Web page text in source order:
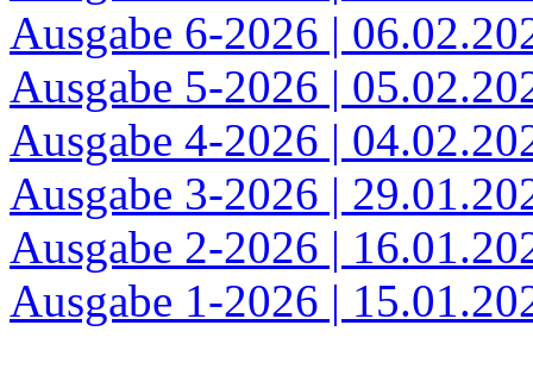
Ausgabe 6-2026 |
Ausgabe 5-2026 |
Ausgabe 4-2026 |
Ausgabe 3-2026 |
Ausgabe 2-2026 |
Ausgabe 1-2026 |